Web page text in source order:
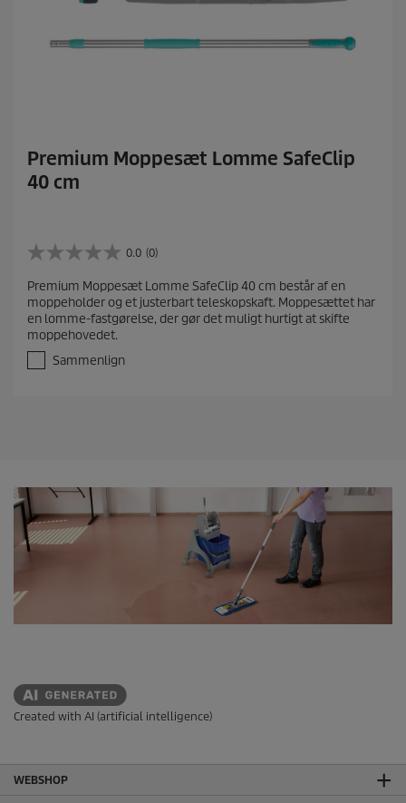
Premium Moppesæt Lomme SafeClip
40 cm
0.0 (0)
0
0
u
d
a
5
e
r
.
Premium Moppesæt Lomme SafeClip 40 cm består af en
moppeholder og et justerbart teleskopskaft. Moppesættet har
en lomme-fastgørelse, der gør det muligt hurtigt at skifte
moppehovedet.
Sammenlign
Created with AI (artificial intelligence)
WEBSHOP